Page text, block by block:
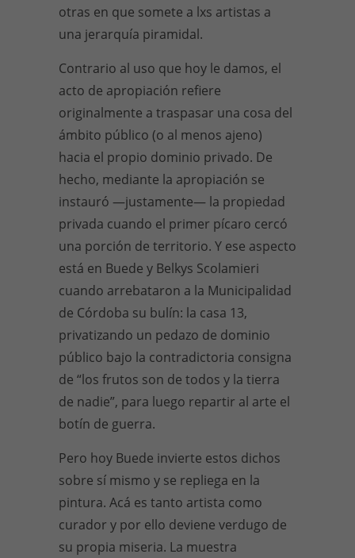
otras en que somete a lxs artistas a
una jerarquía piramidal.
Contrario al uso que hoy le damos, el
acto de apropiación refiere
originalmente a traspasar una cosa del
ámbito público (o al menos ajeno)
hacia el propio dominio privado. De
hecho, mediante la apropiación se
instauró —justamente— la propiedad
privada cuando el primer pícaro cercó
una porción de territorio. Y ese aspecto
está en Buede y Belkys Scolamieri
cuando arrebataron a la Municipalidad
de Córdoba su bulín: la casa 13,
privatizando un pedazo de dominio
público bajo la contradictoria consigna
de “los frutos son de todos y la tierra
de nadie”, para luego repartir al arte el
botín de guerra.
Pero hoy Buede invierte estos dichos
sobre sí mismo y se repliega en la
pintura. Acá es tanto artista como
curador y por ello deviene verdugo de
su propia miseria. La muestra